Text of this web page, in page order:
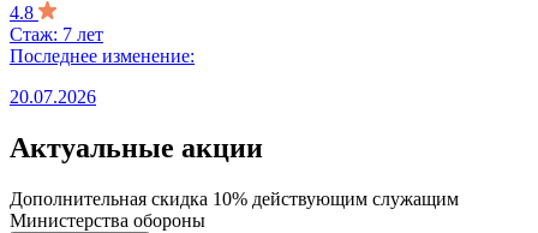
4.8
Стаж: 7 лет
Последнее изменение:
20.07.2026
Актуальные акции
Дополнительная скидка 10% действующим служащим
Министерства обороны